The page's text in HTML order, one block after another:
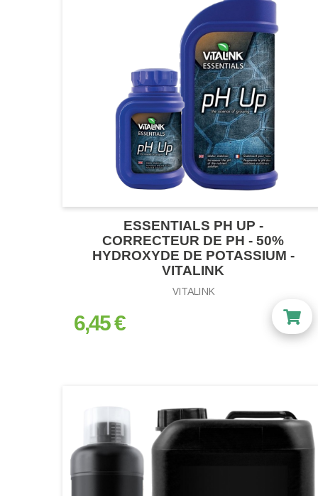
ESSENTIALS PH UP -
CORRECTEUR DE PH - 50%
HYDROXYDE DE POTASSIUM -
VITALINK
VITALINK
prix
6,45 €